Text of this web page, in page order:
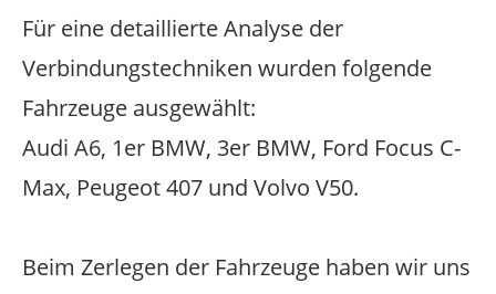
Für eine detaillierte Analyse der
Verbindungstechniken wurden folgende
Fahrzeuge ausgewählt:
Audi A6, 1er BMW, 3er BMW, Ford Focus C-
Max, Peugeot 407 und Volvo V50.
Beim Zerlegen der Fahrzeuge haben wir uns